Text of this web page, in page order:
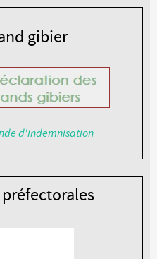
gibier
d'indemnisation